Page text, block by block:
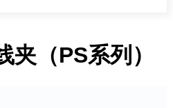
夹（PS系列）